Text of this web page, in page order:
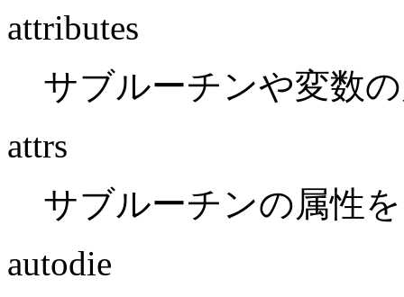
attributes
サブルーチンや変数
attrs
サブルーチンの属性
autodie